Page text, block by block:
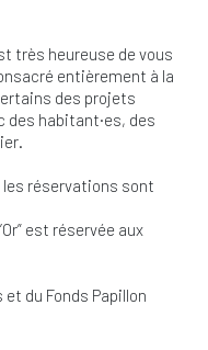
très heureuse de vous
entièrement à la
des projets
des habitant·es, des
réservations sont
est réservée aux
et du Fonds Papillon